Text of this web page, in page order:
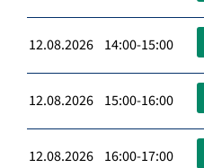
12.08.2026 14:00-15:00
12.08.2026 15:00-16:00
12.08.2026 16:00-17:00